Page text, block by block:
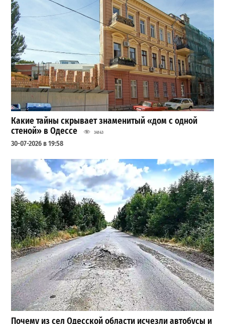
Какие тайны скрывает знаменитый «дом с одной
стеной» в Одессе
34143
30-07-2026 в 19:58
Почему из сел Одесской области исчезли автобусы и